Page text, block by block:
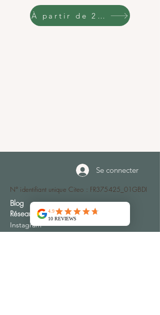
À partir de 2,10 €
Se connecter
N° identifiant unique Citeo : FR375425_01GBDI
Blog
Réseaux sociaux
Instagram